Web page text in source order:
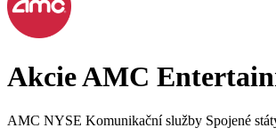
Akcie AMC
AMC NYSE Komunikační služby Spojené